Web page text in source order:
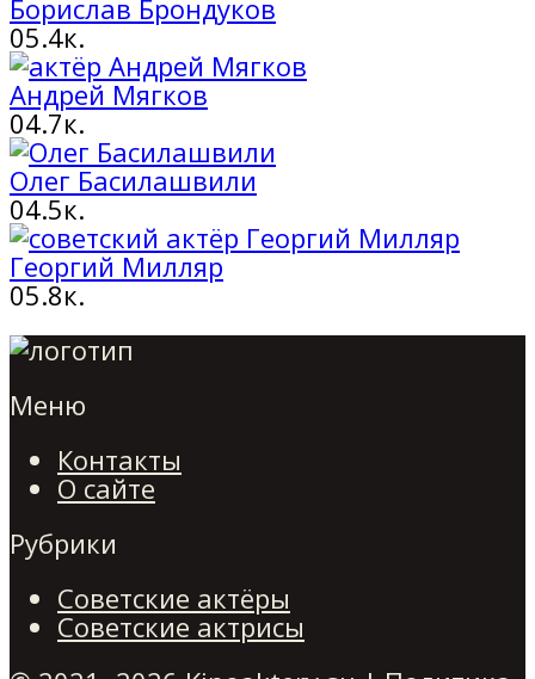
Борислав Брондуков
05.4к.
Андрей Мягков
04.7к.
Олег Басилашвили
04.5к.
Георгий Милляр
05.8к.
Меню
Контакты
О сайте
Рубрики
Советские актёры
Советские актрисы